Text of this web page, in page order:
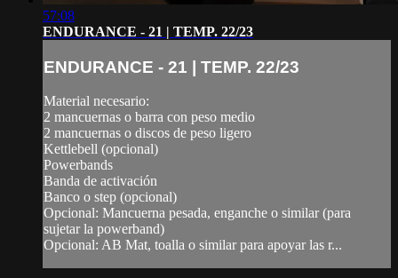
57:08
ENDURANCE - 21 | TEMP. 22/23
ENDURANCE - 21 | TEMP. 22/23
Material necesario:
2 mancuernas o barra con peso medio
2 mancuernas o discos de peso ligero
Kettlebell (opcional)
Powerbands
Banda de activación
Banco o step (opcional)
Opcional: Mancuerna pesada, enganche o similar (para
sujetar la powerband)
Opcional: AB Mat, toalla o similar para apoyar las r...